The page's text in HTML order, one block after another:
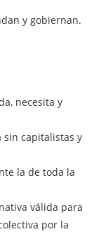
y gobiernan.
necesita y
capitalistas y
la de toda la
válida para
por la